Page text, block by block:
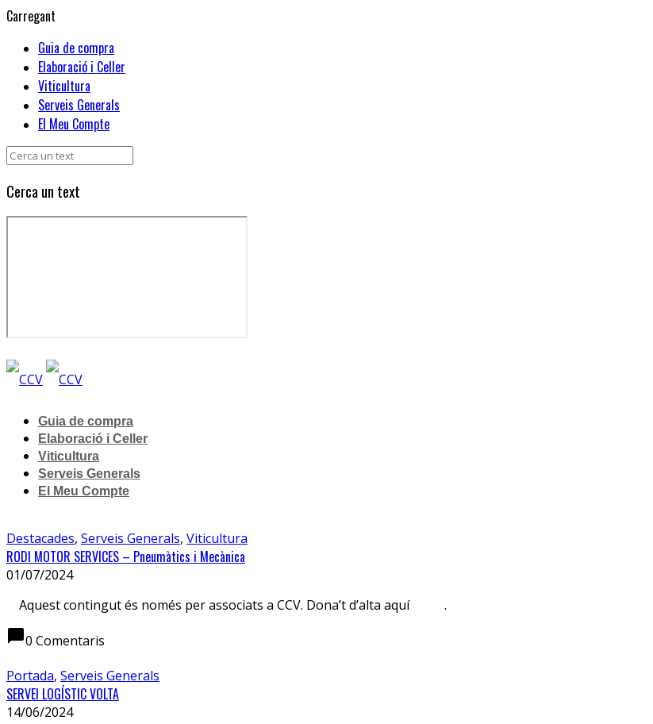
Carregant
Guia de compra
Elaboració i Celler
Viticultura
Serveis Generals
El Meu Compte
Cerca un text
Guia de compra
Elaboració i Celler
Viticultura
Serveis Generals
El Meu Compte
Destacades, Serveis Generals, Viticultura
RODI MOTOR SERVICES – Pneumàtics i Mecànica
01/07/2024
Aquest contingut és només per associats a CCV. Dona’t d’alta aquí .
chat_bubble0 Comentaris
Portada, Serveis Generals
SERVEI LOGÍSTIC VOLTA
14/06/2024